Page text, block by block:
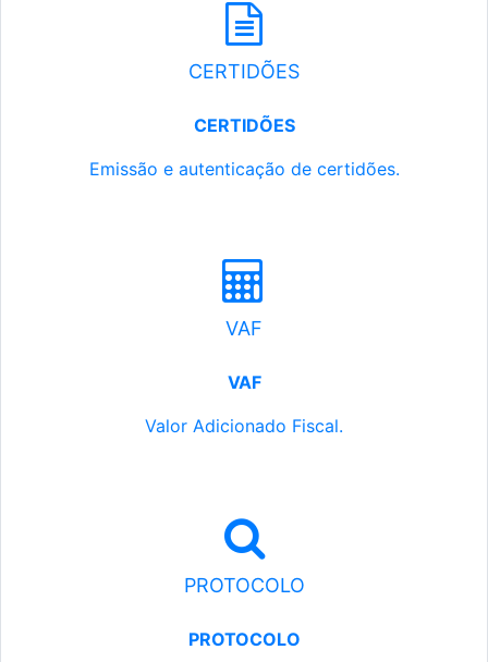
CERTIDÕES
CERTIDÕES
Emissão e autenticação de certidões.
VAF
VAF
Valor Adicionado Fiscal.
PROTOCOLO
PROTOCOLO